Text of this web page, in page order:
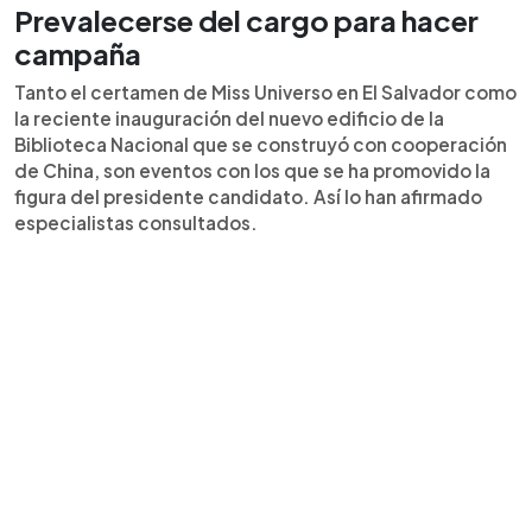
Prevalecerse del cargo para hacer
campaña
Tanto el certamen de Miss Universo en El Salvador como
la reciente inauguración del nuevo edificio de la
Biblioteca Nacional que se construyó con cooperación
de China, son eventos con los que se ha promovido la
figura del presidente candidato. Así lo han afirmado
especialistas consultados.